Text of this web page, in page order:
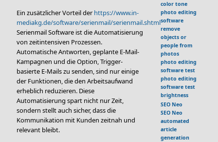
Ein zusätzlicher Vorteil der https://www.in-
mediakg.de/software/serienmail/serienmail.shtml
Serienmail Software ist die Automatisierung
von zeitintensiven Prozessen.
Automatische Antworten, geplante E-Mail-
Kampagnen und die Option, Trigger-
basierte E-Mails zu senden, sind nur einige
der Funktionen, die den Arbeitsaufwand
erheblich reduzieren. Diese
Automatisierung spart nicht nur Zeit,
sondern stellt auch sicher, dass die
Kommunikation mit Kunden zeitnah und
relevant bleibt.
color tone
photo editing
software
remove
objects or
people from
photos
photo editing
software test
photo editing
software test
brightness
SEO Neo
SEO Neo
automated
article
generation